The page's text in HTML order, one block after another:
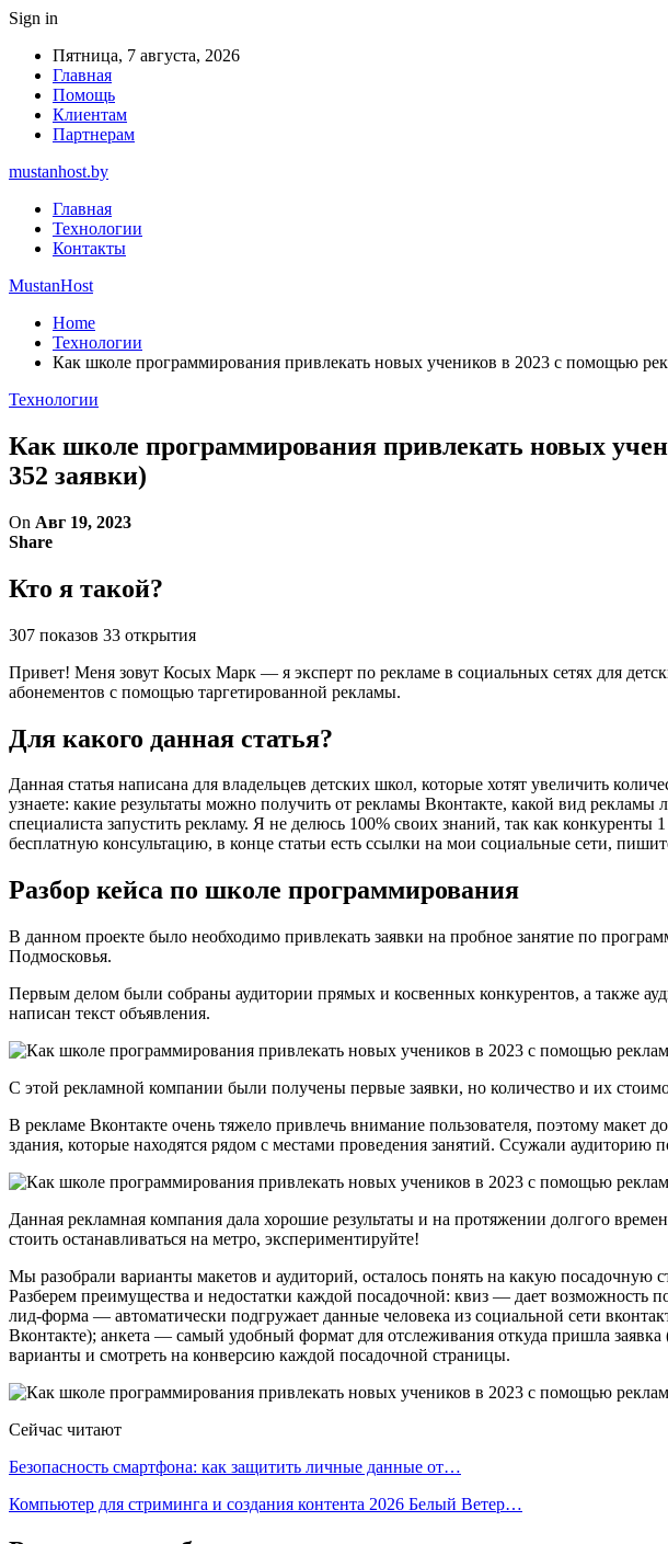
Sign in
Пятница, 7 августа, 2026
Главная
Помощь
Клиентам
Партнерам
mustanhost.by
Главная
Технологии
Контакты
MustanHost
Home
Технологии
Как школе программирования привлекать новых учеников в 2023 с помощью
Технологии
Как школе программирования привлекать новых
352 заявки)
On Авг 19, 2023
Share
Кто я такой?
307 показов 33 открытия
Привет! Меня зовут Косых Марк — я эксперт по рекламе в социальных сетях для
абонементов с помощью таргетированной рекламы.
Для какого данная статья?
Данная статья написана для владельцев детских школ, которые хотят увеличить
узнаете: какие результаты можно получить от рекламы Вконтакте, какой вид
специалиста запустить рекламу. Я не делюсь 100% своих знаний, так как
бесплатную консультацию, в конце статьи есть ссылки на мои социальные сети,
Разбор кейса по школе программирования
В данном проекте было необходимо привлекать заявки на пробное занятие по
Подмосковья.
Первым делом были собраны аудитории прямых и косвенных конкурентов, а также
написан текст объявления.
С этой рекламной компании были получены первые заявки, но количество и их
В рекламе Вконтакте очень тяжело привлечь внимание пользователя, поэтому
здания, которые находятся рядом с местами проведения занятий. Ссужали аудиторию
Данная рекламная компания дала хорошие результаты и на протяжении долгого
стоить останавливаться на метро, экспериментируйте!
Мы разобрали варианты макетов и аудиторий, осталось понять на какую посадочную
Разберем преимущества и недостатки каждой посадочной: квиз — дает возможность
лид-форма — автоматически подгружает данные человека из социальной сети
Вконтакте); анкета — самый удобный формат для отслеживания откуда пришла
варианты и смотреть на конверсию каждой посадочной страницы.
Сейчас читают
Безопасность смартфона: как защитить личные данные от…
Компьютер для стриминга и создания контента 2026 Белый Ветер…